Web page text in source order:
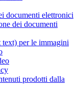
documenti elettronici
dei documenti
text) per le immagini
prodotti dalla